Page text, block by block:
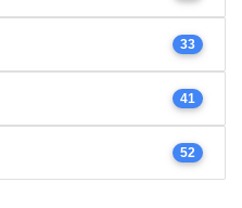
33
41
52